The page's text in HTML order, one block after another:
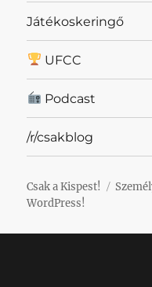
Játékoskeringő
UFCC
Podcast
/r/csakblog
Csak a Kispest!
WordPress!